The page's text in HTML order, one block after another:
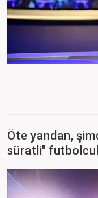
Öte yandan,
süratli"